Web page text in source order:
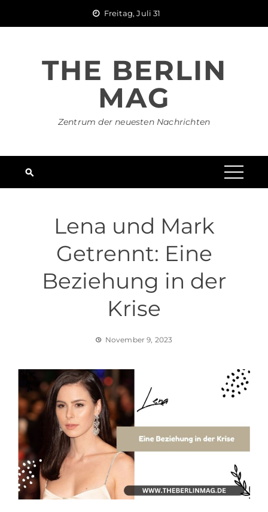
Freitag, Juli 31
THE BERLIN
MAG
Zentrum der neuesten Nachrichten
Lena und Mark
Getrennt: Eine
Beziehung in der
Krise
November 9, 2023